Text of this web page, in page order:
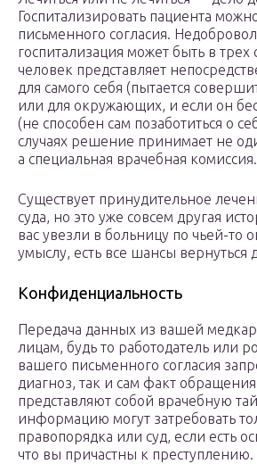
Госпитализировать пациента
письменного согласия.
госпитализация может быть в трех
человек представляет
для самого себя (пытается
или для окружающих, и если он
(не способен сам позаботиться о
случаях решение принимает не
а специальная врачебная комиссия.
Существует принудительное
суда, но это уже совсем другая
вас увезли в больницу по чьей-то
умыслу, есть все шансы вернуться
Конфиденциальность
Передача данных из вашей
лицам, будь то работодатель или
вашего письменного согласия
диагноз, так и сам факт
представляют собой врачебную
информацию могут затребовать
правопорядка или суд, если есть
что вы причастны к преступлению.